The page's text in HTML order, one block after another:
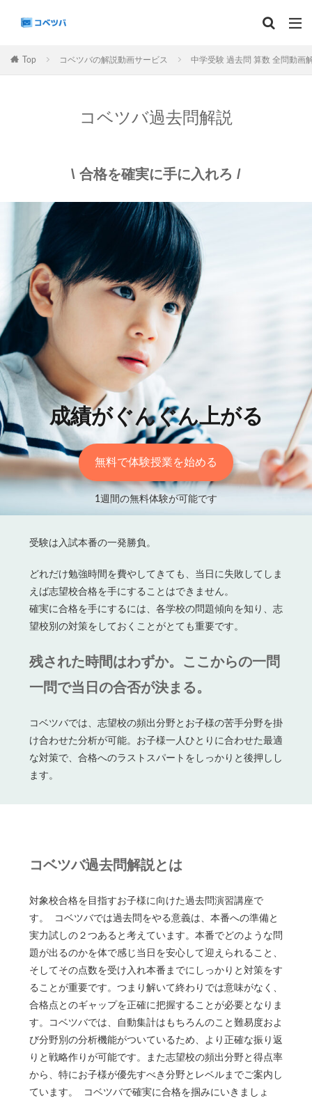
Top コベツバの解説動画サービス 中学受験 過去問 算数 全問動画
コベツバ過去問解説
\ 合格を確実に手に入れろ /
無料で体験授業を始める
1週間の無料体験が可能です
成績がぐんぐん上がる
受験は入試本番の一発勝負。
どれだけ勉強時間を費やしてきても、当日に失敗してしま
えば志望校合格を手にすることはできません。
確実に合格を手にするには、各学校の問題傾向を知り、志
望校別の対策をしておくことがとても重要です。
残された時間はわずか。ここからの一問
一問で当日の合否が決まる。
コベツバでは、志望校の頻出分野とお子様の苦手分野を掛
け合わせた分析が可能。お子様一人ひとりに合わせた最適
な対策で、合格へのラストスパートをしっかりと後押しし
ます。
コベツバ過去問解説とは
対象校合格を目指すお子様に向けた過去問演習講座で
す。 コベツバでは過去問をやる意義は、本番への準備と
実力試しの２つあると考えています。本番でどのような問
題が出るのかを体で感じ当日を安心して迎えられること、
そしてその点数を受け入れ本番までにしっかりと対策をす
ることが重要です。つまり解いて終わりでは意味がなく、
合格点とのギャップを正確に把握することが必要となりま
す。コベツバでは、自動集計はもちろんのこと難易度およ
び分野別の分析機能がついているため、より正確な振り返
りと戦略作りが可能です。また志望校の頻出分野と得点率
から、特にお子様が優先すべき分野とレベルまでご案内し
ています。 コベツバで確実に合格を掴みにいきましょ
サピックス 予習シリーズ 四谷大塚
英進館 中学受験算数
4年生 入試分析・志望校別対策
解体新書 保存版 学習法記事 テスト速報
学習相談への回答 コベツバradio（音声コンテンツ）
各No(ナンバー)についての話 ケアレスミス
SAPIXデイリーチェック
SAPIXマンスリー確認/復習テスト
サピックスオープン 土曜特訓
早稲アカデミーカリキュラムテスト
四谷大塚公開組分けテスト 四谷大塚合不合判定テスト
四谷大塚志望校判定テスト 新学年(1月〜2月)
前期(3月〜7月) 夏期(7〜8月) 後期(9月〜11月)
冬期(12月〜1月) サピックステキスト解説・対策
予習シリーズテキスト解説・対策 コベツバweb授業
コベツバからのお知らせ
検索